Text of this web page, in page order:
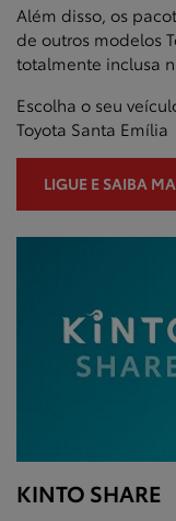
Além disso, os
de outros modelos
totalmente inclusa
Escolha o seu
Toyota Santa Emília
LIGUE E SAIBA
KINTO SHARE